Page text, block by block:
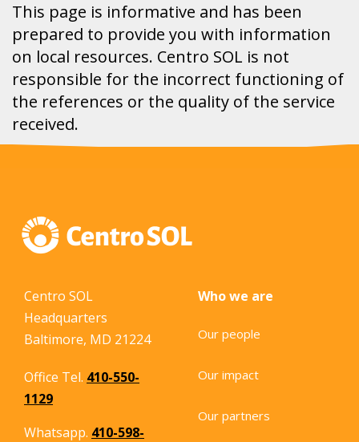
This page is informative and has been
prepared to provide you with information
on local resources. Centro SOL is not
responsible for the incorrect functioning of
the references or the quality of the service
received.
Centro SOL
Headquarters
Baltimore, MD 21224
Office Tel. 410-550-
1129
Whatsapp. 410-598-
Who we are
Our people
Our impact
Our partners